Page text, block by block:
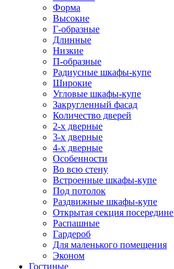
Форма
Высокие
Г-образные
Длинные
Низкие
П-образные
Радиусные шкафы-купе
Широкие
Угловые шкафы-купе
Закругленный фасад
Количество дверей
2-х дверные
3-х дверные
4-х дверные
Особенности
Во всю стену
Встроенные шкафы-купе
Под потолок
Раздвижные шкафы-купе
Открытая секция посередине
Распашные
Гардероб
Для маленького помещения
Эконом
Гостиные